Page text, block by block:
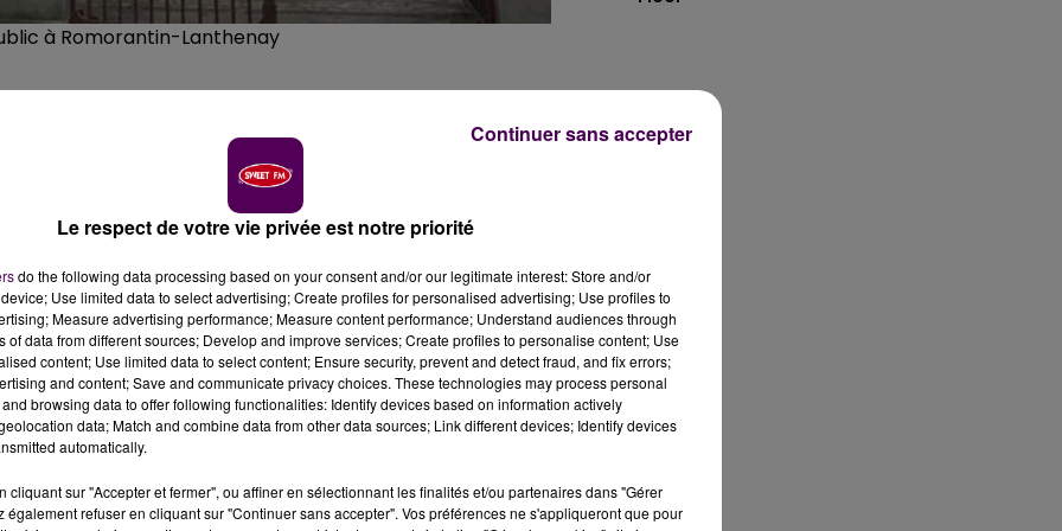
à Romorantin-Lanthenay
l'écrit, qui se retrouvent démunis face à des
est recherché au "Point accès au droit" de
a besoin à Romorantin-Lanthenay, pour assurer des
dépendant du tribunal de grande instance de Blois.
correspondant pour le journal"Le Petit Solognot"qui
heures chaque mois"précise-t-il.
membre du Rotary Club local et qui se qualifie lui-même
activités fort prenantes -mais toujours bénévoles- et
personne à la retraite ou à un jeune actif courageux,
Le respect de votre vie privée est notre priorité
do the following data processing based on your consent and/or our legitimate interest: Store and/or
Use limited data to select advertising; Create profiles for personalised advertising; Use profiles to
Measure advertising performance; Measure content performance; Understand audiences through
of data from different sources; Develop and improve services; Create profiles to personalise content; Use
content; Use limited data to select content; Ensure security, prevent and detect fraud, and fix errors;
and content; Save and communicate privacy choices. These technologies may process personal
browsing data to offer following functionalities: Identify devices based on information actively
data; Match and combine data from other data sources; Link different devices; Identify devices
automatically.
cliquant sur "Accepter et fermer", ou affiner en sélectionnant les finalités et/ou partenaires dans "Gérer
également refuser en cliquant sur "Continuer sans accepter". Vos préférences ne s'appliqueront que pour
Continuer sans accepter